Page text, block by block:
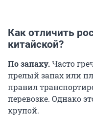
Как отличить
китайской?
По запаху.Часто
прелый запах или
правил
перевозке. Однако
крупой.